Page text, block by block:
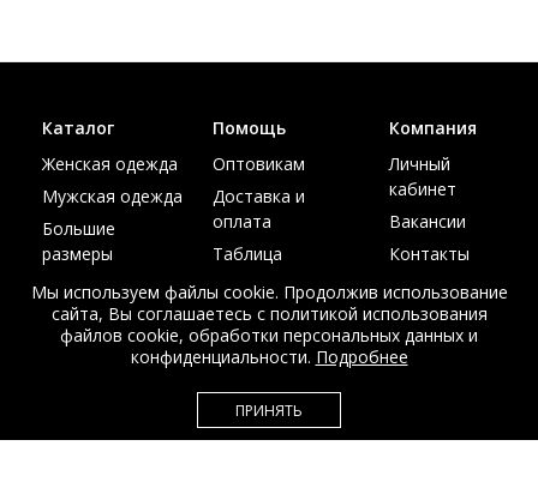
© Интернет магазин верхней одежды из меха и кожи
EDEM-ROOM 2011-2026
Каталог
Женская одежда
Мужская одежда
Большие
размеры
Акции
Помощь
Оптовикам
Доставка и
оплата
Таблица
Компания
Личный
кабинет
Вакансии
Контакты
Мы используем файлы cookie. Продолжив использование
сайта, Вы соглашаетесь с политикой использования
файлов cookie, обработки персональных данных и
конфиденциальности. Подробнее
ПРИНЯТЬ